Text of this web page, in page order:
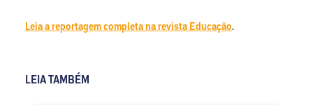
Leia a reportagem completa na revista Educação.
LEIA TAMBÉM